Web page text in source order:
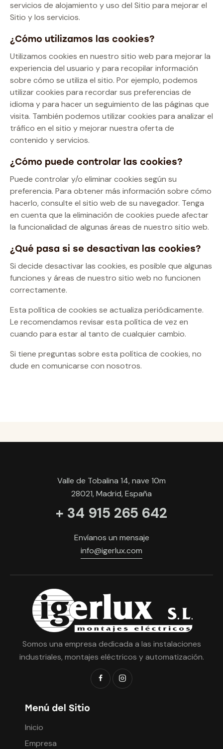
servicios de alojamiento y uso del Sitio para mejorar el
Sitio y los servicios.
¿Cómo utilizamos las cookies?
Utilizamos cookies en nuestro sitio web para mejorar la
experiencia del usuario y para recopilar información
sobre cómo se utiliza el sitio. Por ejemplo, podemos
utilizar cookies para recordar sus preferencias de
idioma y para hacer un seguimiento de las páginas que
visita. También podemos utilizar cookies para analizar el
tráfico en el sitio y mejorar nuestra oferta de
contenido y servicios.
¿Cómo puede controlar las cookies?
Puede controlar y/o eliminar cookies según su
preferencia. Para obtener más información sobre cómo
hacerlo, consulte el sitio web de su navegador. Tenga
en cuenta que la eliminación de cookies puede afectar
la funcionalidad de algunas áreas de nuestro sitio web.
¿Qué pasa si se desactivan las cookies?
Si decide desactivar las cookies, es posible que algunas
funciones y áreas de nuestro sitio web no funcionen
correctamente.
Esta política de cookies se actualiza periódicamente.
Le recomendamos revisar esta política de vez en
cuando para estar al tanto de cualquier cambio.
Si tiene preguntas sobre esta política de cookies, no
dude en comunicarse con nosotros.
Valle de Tobalina 14, nave 10m
28021, Madrid, España
+ 34 915 265 642
Envíanos un mensaje
info@igerlux.com
Somos una empresa dedicada a las instalaciones
industriales, montajes eléctricos y automatización.
Menú del Sitio
Inicio
Empresa